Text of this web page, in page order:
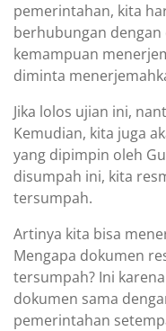
pemerintahan, kita
berhubungan
kemampuan
diminta
Jika lolos ujian ini,
Kemudian, kita juga
yang dipimpin oleh
disumpah ini, kita
tersumpah.
Artinya kita bisa
Mengapa dokumen
tersumpah? Ini
dokumen sama
pemerintahan